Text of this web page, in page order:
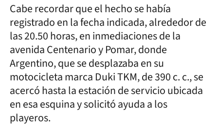
Cabe recordar que el hecho se había
registrado en la fecha indicada, alrededor de
las 20.50 horas, en inmediaciones de la
avenida Centenario y Pomar, donde
Argentino, que se desplazaba en su
motocicleta marca Duki TKM, de 390 c. c., se
acercó hasta la estación de servicio ubicada
en esa esquina y solicitó ayuda a los
playeros.